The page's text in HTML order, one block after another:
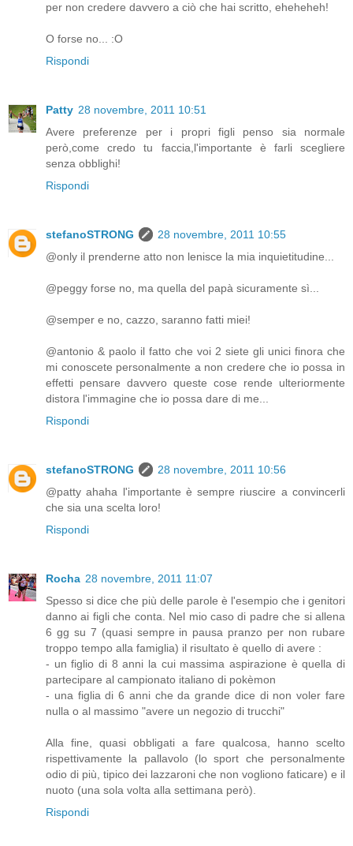
per non credere davvero a ciò che hai scritto, eheheheh!
O forse no... :O
Rispondi
Patty 28 novembre, 2011 10:51
Avere preferenze per i propri figli penso sia normale
però,come credo tu faccia,l'importante è farli scegliere
senza obblighi!
Rispondi
stefanoSTRONG
28 novembre, 2011 10:55
@only il prenderne atto non lenisce la mia inquietitudine...
@peggy forse no, ma quella del papà sicuramente sì...
@semper e no, cazzo, saranno fatti miei!
@antonio & paolo il fatto che voi 2 siete gli unici finora che
mi conoscete personalmente a non credere che io possa in
effetti pensare davvero queste cose rende ulteriormente
distora l'immagine che io possa dare di me...
Rispondi
stefanoSTRONG
28 novembre, 2011 10:56
@patty ahaha l'importante è sempre riuscire a convincerli
che sia una scelta loro!
Rispondi
Rocha 28 novembre, 2011 11:07
Spesso si dice che più delle parole è l'esempio che i genitori
danno ai figli che conta. Nel mio caso di padre che si allena
6 gg su 7 (quasi sempre in pausa pranzo per non rubare
troppo tempo alla famiglia) il risultato è quello di avere :
- un figlio di 8 anni la cui massima aspirazione è quella di
partecipare al campionato italiano di pokèmon
- una figlia di 6 anni che da grande dice di non voler fare
nulla o al massimo "avere un negozio di trucchi"
Alla fine, quasi obbligati a fare qualcosa, hanno scelto
rispettivamente la pallavolo (lo sport che personalmente
odio di più, tipico dei lazzaroni che non vogliono faticare) e il
nuoto (una sola volta alla settimana però).
Rispondi